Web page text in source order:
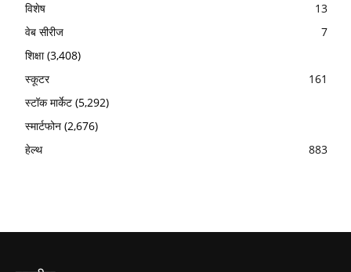
विशेष
13
वेब सीरीज
7
शिक्षा(3,408)
स्कूटर
161
स्टॉक मार्केट (5,292)
स्मार्टफोन (2,676)
हेल्थ
883